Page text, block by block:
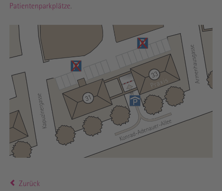
Patienten­parkplätze
Zurück